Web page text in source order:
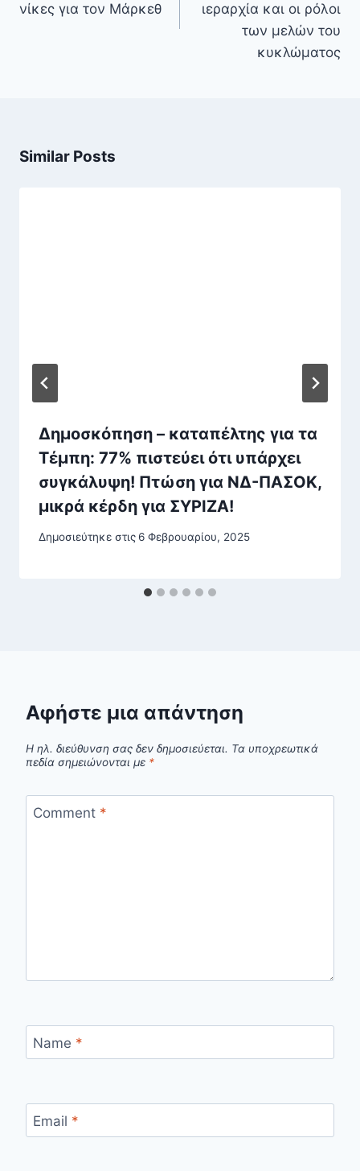
νίκες για τον Μάρκεθ
ιεραρχία και οι ρόλοι
των μελών του
κυκλώματος
Similar Posts
Δημοσκόπηση – καταπέλτης για τα
Τέμπη: 77% πιστεύει ότι υπάρχει
συγκάλυψη! Πτώση για ΝΔ-ΠΑΣΟΚ,
μικρά κέρδη για ΣΥΡΙΖΑ!
Δημοσιεύτηκε στις 6 Φεβρουαρίου, 2025
Αφήστε μια απάντηση
Η ηλ. διεύθυνση σας δεν δημοσιεύεται. Τα υποχρεωτικά
πεδία σημειώνονται με *
Comment *
Name *
Email *